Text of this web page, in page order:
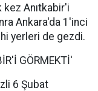
Anıtkabir'i
Ankara'da 1'inci
yerleri de gezdi.
GÖRMEKTİ'
6 Şubat